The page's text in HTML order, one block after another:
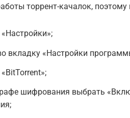
торрент-качалок,
вкладку «Настройки
шифрования выбрать